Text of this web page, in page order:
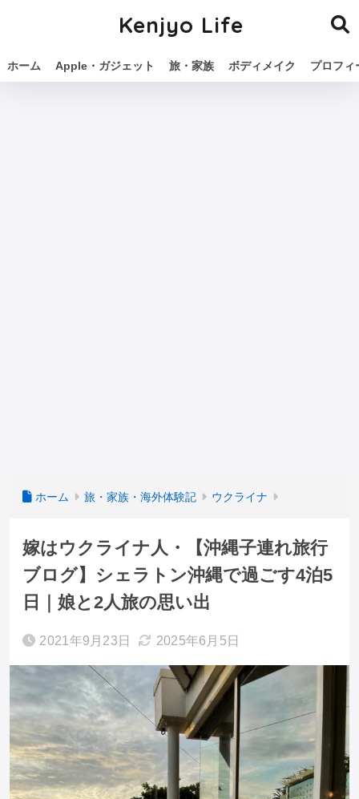
Kenjyo Life
ホーム Apple・ガジェット 旅・家族 ボディメイク プロフィ
ホーム 旅・家族・海外体験記 ウクライナ
嫁はウクライナ人・【沖縄子連れ旅行
ブログ】シェラトン沖縄で過ごす4泊5
日｜娘と2人旅の思い出
2021年9月23日 2025年6月5日